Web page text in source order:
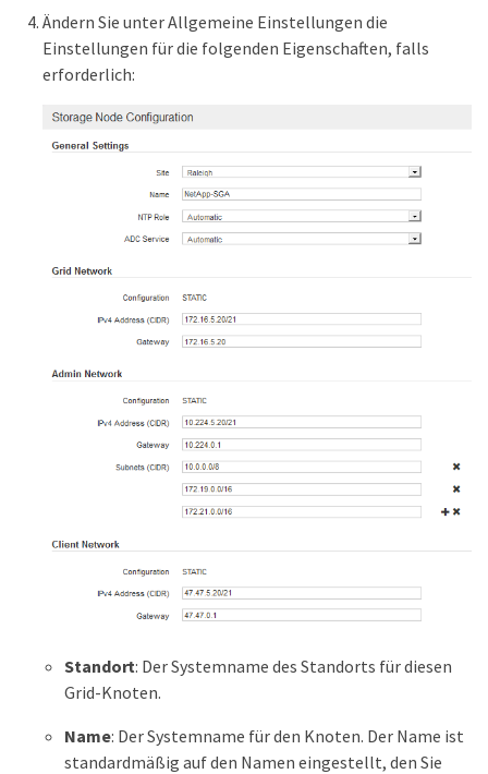
Ändern Sie unter Allgemeine Einstellungen die
Einstellungen für die folgenden Eigenschaften, falls
erforderlich:
Standort: Der Systemname des Standorts für diesen
Grid-Knoten.
Name: Der Systemname für den Knoten. Der Name ist
standardmäßig auf den Namen eingestellt, den Sie